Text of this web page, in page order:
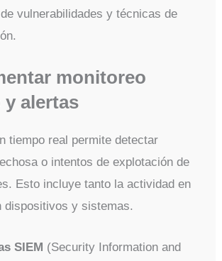
vulnerabilidades y técnicas de
monitoreo
alertas
tiempo real permite detectar
o intentos de explotación de
Esto incluye tanto la actividad en
dispositivos y sistemas.
SIEM (Security Information and